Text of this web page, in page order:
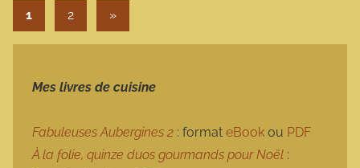
Pagination des publications
1 2 Articles suivants
»
Mes livres de cuisine
Fabuleuses Aubergines 2 : format eBook ou PDF
À la folie, quinze duos gourmands pour Noël :